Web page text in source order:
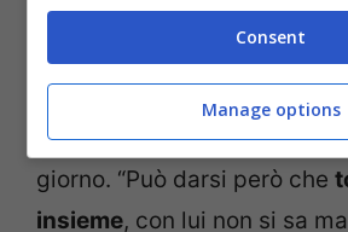
possa finire questa volta.
non esclude nulla, proprio
farsi perdonare tutto e i
mondo dello spettacolo
giorno. “Può darsi però che
insieme, con lui non si sa
Consent
Manage options